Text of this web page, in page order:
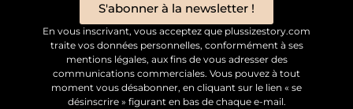
S'abonner à la newsletter !
En vous inscrivant, vous acceptez que plussizestory.com
traite vos données personnelles, conformément à ses
mentions légales, aux fins de vous adresser des
communications commerciales. Vous pouvez à tout
moment vous désabonner, en cliquant sur le lien « se
désinscrire » figurant en bas de chaque e-mail.